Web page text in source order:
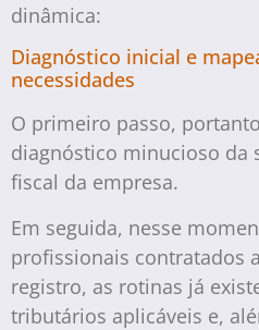
dinâmica:
Diagnóstico inicial e
necessidades
O primeiro passo,
diagnóstico minucioso da
fiscal da empresa.
Em seguida, nesse
profissionais contratados
registro, as rotinas já
tributários aplicáveis e,